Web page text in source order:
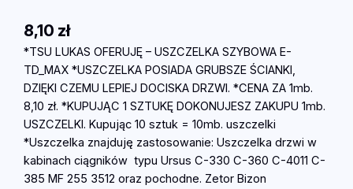
8,10 zł
*TSU LUKAS OFERUJĘ – USZCZELKA SZYBOWA E-
TD_MAX *USZCZELKA POSIADA GRUBSZE ŚCIANKI,
DZIĘKI CZEMU LEPIEJ DOCISKA DRZWI. *CENA ZA 1mb.
8,10 zł. *KUPUJĄC 1 SZTUKĘ DOKONUJESZ ZAKUPU 1mb.
USZCZELKI. Kupując 10 sztuk = 10mb. uszczelki
*Uszczelka znajduję zastosowanie: Uszczelka drzwi w
kabinach ciągników typu Ursus C-330 C-360 C-4011 C-
385 MF 255 3512 oraz pochodne. Zetor Bizon